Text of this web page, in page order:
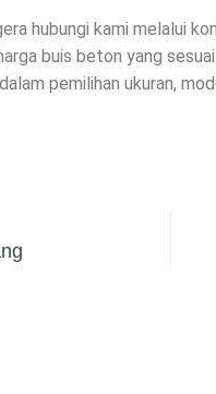
hubungi kami melalui
buis beton yang
pemilihan ukuran,